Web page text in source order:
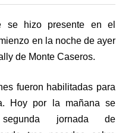
se hizo presente en el
en la noche de ayer
de Monte Caseros.
fueron habilitadas para
Hoy por la mañana se
jornada de